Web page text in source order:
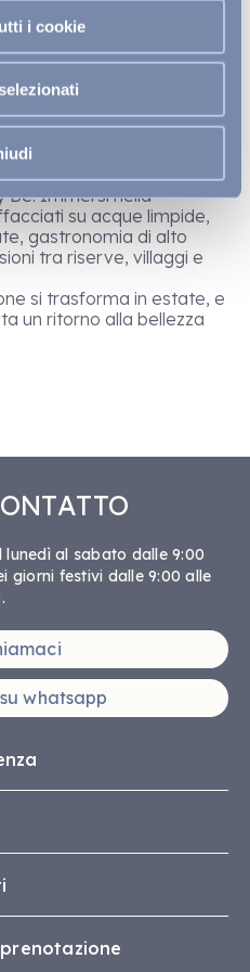
i cookie
de Chaves Resort
dell’isola di Boa
dove il deserto
l’essenzialità dei
di un’ospitalità curata
del Madagascar,
Beach Resortsono
Be. Immersi nella
su acque limpide,
gastronomia di alto
tra riserve, villaggi e
si trasforma in estate, e
un ritorno alla bellezza
al sabato dalle 9:00
giorni festivi dalle 9:00 alle
whatsapp